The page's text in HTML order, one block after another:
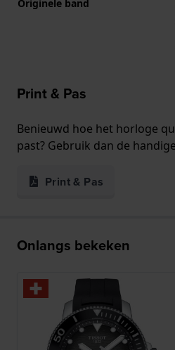
Originele band
Print & Pas
Benieuwd hoe het horloge
past? Gebruik dan de
Print & Pas
Onlangs bekeken